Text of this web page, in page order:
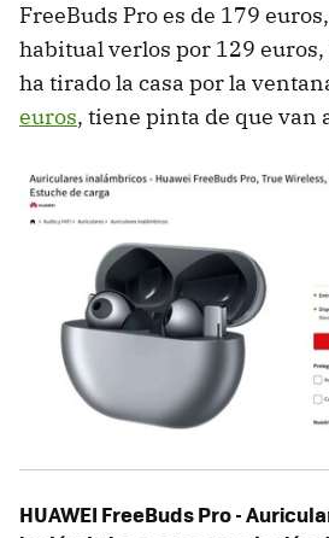
FreeBuds Pro es de 179
habitual verlos por 129
ha tirado la casa por la
euros, tiene pinta de que van
HUAWEI FreeBuds Pro -